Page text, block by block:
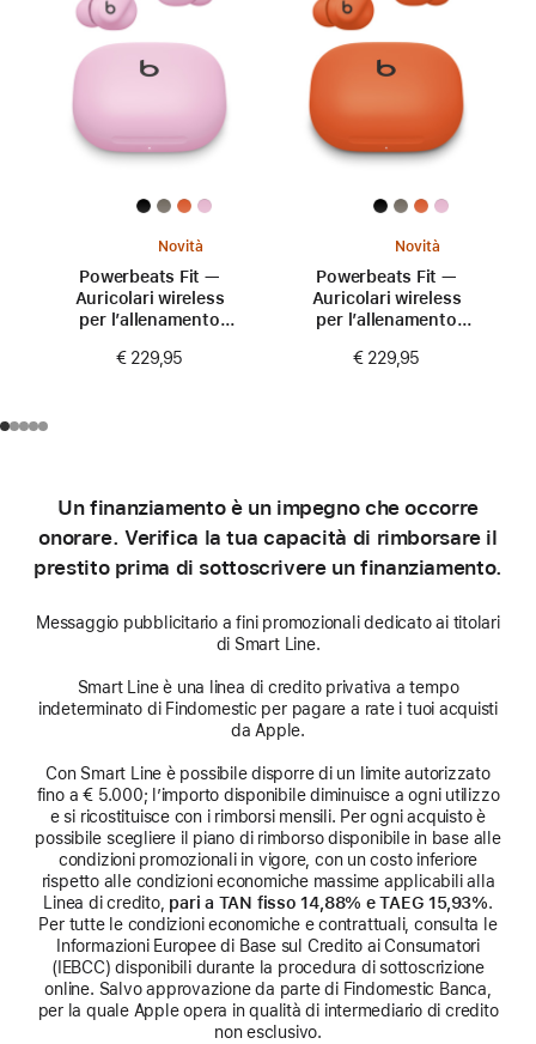
Novità
Powerbeats Fit —
Auricolari wireless
per l’allenamento
perfetta —
€ 229,95
Novità
Powerbeats Fit —
Auricolari wireless
per l’allenamento
perfetta —
€ 229,95
Un finanziamento è un impegno che occorre
onorare. Verifica la tua capacità di rimborsare il
prestito prima di sottoscrivere un finanziamento.
Messaggio pubblicitario a fini promozionali dedicato ai titolari
di Smart Line.
Smart Line è una linea di credito privativa a tempo
indeterminato di Findomestic per pagare a rate i tuoi acquisti
da Apple.
Con Smart Line è possibile disporre di un limite autorizzato
fino a € 5.000; l’importo disponibile diminuisce a ogni utilizzo
e si ricostituisce con i rimborsi mensili. Per ogni acquisto è
possibile scegliere il piano di rimborso disponibile in base alle
condizioni promozionali in vigore, con un costo inferiore
rispetto alle condizioni economiche massime applicabili alla
Linea di credito, pari a TAN fisso 14,88% e TAEG 15,93%.
Per tutte le condizioni economiche e contrattuali, consulta le
Informazioni Europee di Base sul Credito ai Consumatori
(IEBCC) disponibili durante la procedura di sottoscrizione
online. Salvo approvazione da parte di Findomestic Banca,
per la quale Apple opera in qualità di intermediario di credito
non esclusivo.